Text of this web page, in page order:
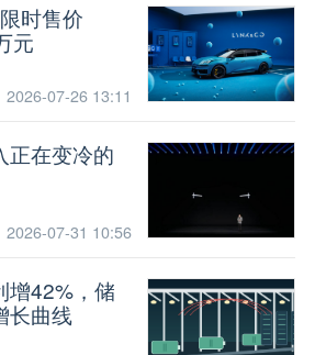
时售价
元
2026-07-26 13:11
正在变冷的
2026-07-31 10:56
增42%，储
长曲线